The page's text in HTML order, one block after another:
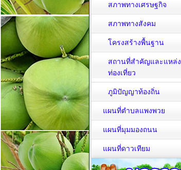
สภาพทางเศรษฐกิจ
สภาพทางสังคม
โครงสร้างพื้นฐาน
สถานที่สำคัญและแหล่ง
ท่องเที่ยว
ภูมิปัญญาท้องถิ่น
แผนที่ตำบลแพงพวย
แผนที่มุมมองถนน
แผนที่ดาวเทียม